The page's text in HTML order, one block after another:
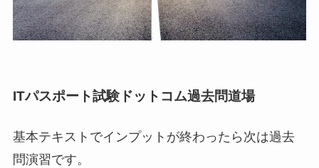
ITパスポート試験ドットコム過去問道場
基本テキストでインプットが終わったら次は過去
問演習です。